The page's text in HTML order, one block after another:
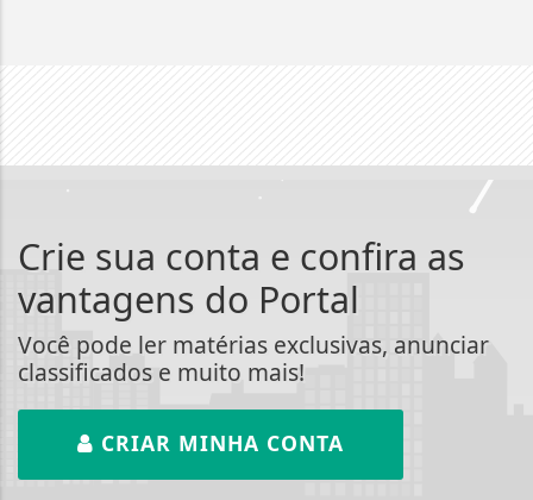
Crie sua conta e confira as
vantagens do Portal
Você pode ler matérias exclusivas, anunciar
classificados e muito mais!
CRIAR MINHA CONTA